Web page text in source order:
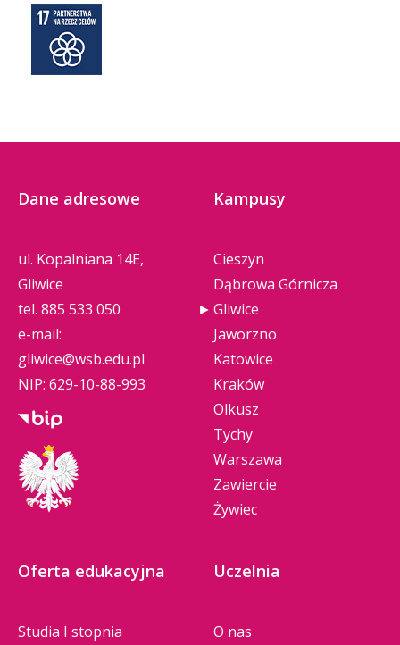
Dane adresowe
ul. Kopalniana 14E,
Gliwice
tel. 885 533 050
e-mail:
gliwice@wsb.edu.pl
NIP: 629-10-88-993
Kampusy
Cieszyn
Dąbrowa Górnicza
Gliwice
Jaworzno
Katowice
Kraków
Olkusz
Tychy
Warszawa
Zawiercie
Żywiec
Oferta edukacyjna
Studia I stopnia
Uczelnia
O nas